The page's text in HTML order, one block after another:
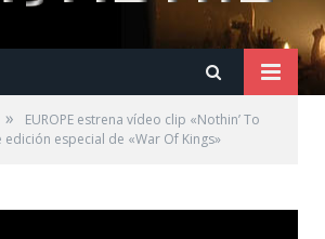
»
EUROPE estrena vídeo clip «Nothin’ To
edición especial de «War Of Kings»